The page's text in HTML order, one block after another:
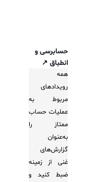
حسابرسی و
انطباق ↗
همه
رویدادهای
مربوط به
عملیات حساب
ممتاز را
به‌عنوان
گزارش‌های
غنی از زمینه
ضبط کنید و